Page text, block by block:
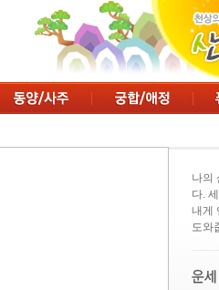
나의
다.
내게
도와